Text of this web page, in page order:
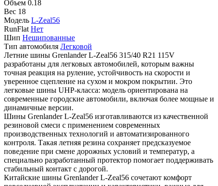
Объем 0.18
Вес 18
Модель L-Zeal56
RunFlat Нет
Шип Нешипованные
Тип автомобиля Легковой
Летние шины Grenlander L-Zeal56 315/40 R21 115V
разработаны для легковых автомобилей, которым важны
точная реакция на руление, устойчивость на скорости и
уверенное сцепление на сухом и мокром покрытии. Это
легковые шины UHP-класса: модель ориентирована на
современные городские автомобили, включая более мощные и
динамичные версии.
Шины Grenlander L-Zeal56 изготавливаются из качественной
резиновой смеси с применением современных
производственных технологий и автоматизированного
контроля. Такая летняя резина сохраняет предсказуемое
поведение при смене дорожных условий и температур, а
специально разработанный протектор помогает поддерживать
стабильный контакт с дорогой.
Китайские шины Grenlander L-Zeal56 сочетают комфорт